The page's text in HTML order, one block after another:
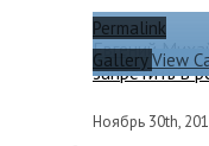
Permalink
GalleryView
Евгений
запретить в
Ноябрь 30th,